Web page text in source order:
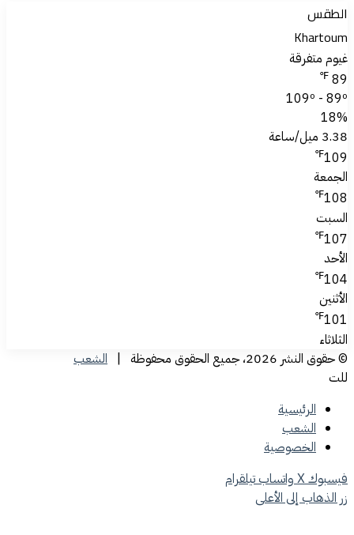
الطقس
Khartoum
غيوم متفرقة
89
℉
109º - 89º
18%
3.38 ميل/ساعة
109
℉
الجمعة
108
℉
السبت
107
℉
الأحد
104
℉
الأثنين
101
℉
الثلاثاء
© حقوق النشر 2026، جميع الحقوق محفوظة |
الشعب
للت
الرئيسية
الشعب
الخصوصية
فيسبوك‫X واتساب تيلقرام
زر الذهاب إلى الأعلى